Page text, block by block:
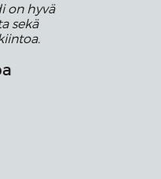
on hyvä
sekä